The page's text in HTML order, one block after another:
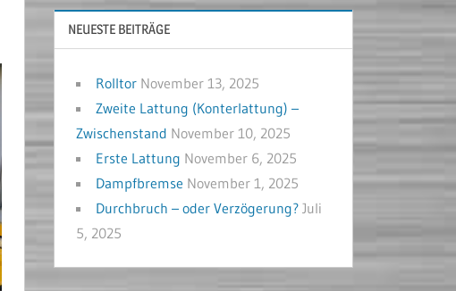
NEUESTE BEITRÄGE
Rolltor November 13, 2025
Zweite Lattung (Konterlattung) –
Zwischenstand November 10, 2025
Erste Lattung November 6, 2025
Dampfbremse November 1, 2025
Durchbruch – oder Verzögerung? Juli
5, 2025